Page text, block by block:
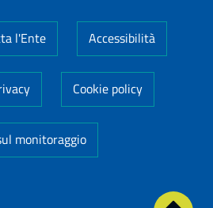
l'Ente Accessibilità
Cookie policy
monitoraggio